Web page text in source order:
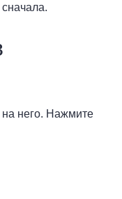
на него. Нажмите